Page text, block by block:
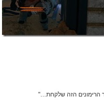
הרימונים הזה שלקחת…"